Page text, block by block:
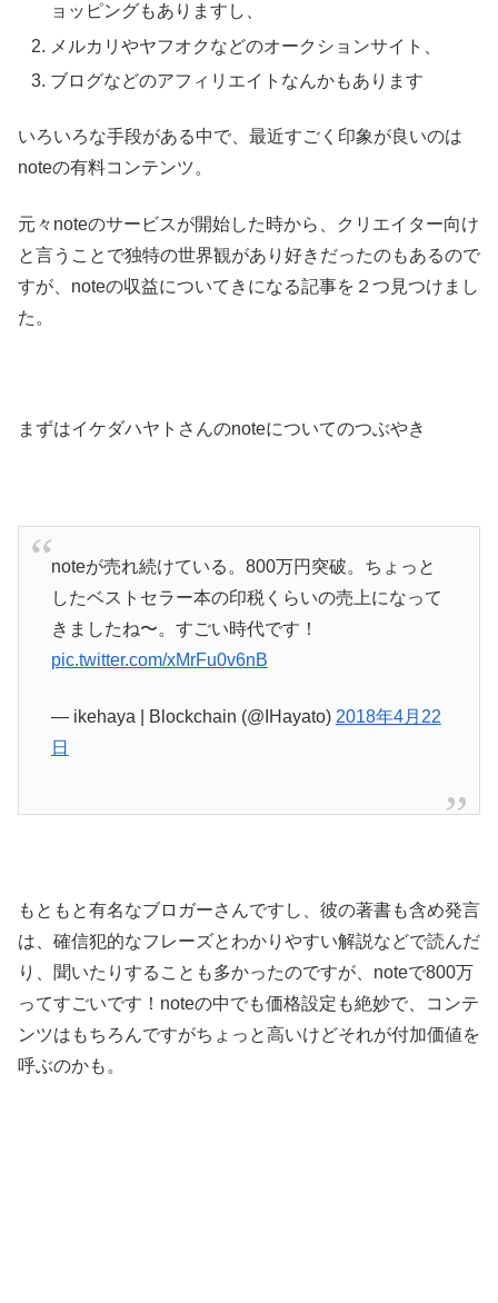
ョッピングもありますし、
メルカリやヤフオクなどのオークションサイト、
ブログなどのアフィリエイトなんかもあります
いろいろな手段がある中で、最近すごく印象が良いのは
noteの有料コンテンツ。
元々noteのサービスが開始した時から、クリエイター向け
と言うことで独特の世界観があり好きだったのもあるので
すが、noteの収益についてきになる記事を２つ見つけまし
た。
まずはイケダハヤトさんのnoteについてのつぶやき
noteが売れ続けている。800万円突破。ちょっと
したベストセラー本の印税くらいの売上になって
きましたね〜。すごい時代です！
pic.twitter.com/xMrFu0v6nB
— ikehaya | Blockchain (@IHayato) 2018年4月22
日
もともと有名なブロガーさんですし、彼の著書も含め発言
は、確信犯的なフレーズとわかりやすい解説などで読んだ
り、聞いたりすることも多かったのですが、noteで800万
ってすごいです！noteの中でも価格設定も絶妙で、コンテ
ンツはもちろんですがちょっと高いけどそれが付加価値を
呼ぶのかも。